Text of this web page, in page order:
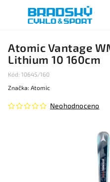
Atomic Vantage
Lithium 10 160cm
Kód: 10645/160
Neohodnoceno
Značka: Atomic